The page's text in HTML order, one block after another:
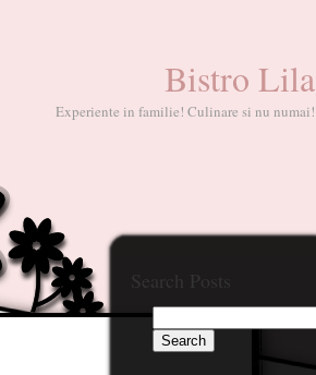
Bistro Lila
Experiente in familie! Culinare si nu numai!
Search Posts